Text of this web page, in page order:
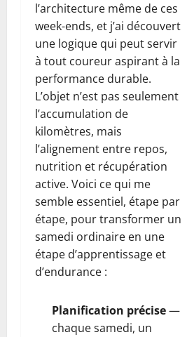
l’architecture même de ces
week-ends, et j’ai découvert
une logique qui peut servir
à tout coureur aspirant à la
performance durable.
L’objet n’est pas seulement
l’accumulation de
kilomètres, mais
l’alignement entre repos,
nutrition et récupération
active. Voici ce qui me
semble essentiel, étape par
étape, pour transformer un
samedi ordinaire en une
étape d’apprentissage et
d’endurance :
Planification précise—
chaque samedi, un